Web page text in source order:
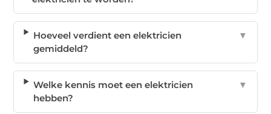
Hoeveel verdient een elektricien
gemiddeld?
▼
Welke kennis moet een elektricien
hebben?
▼